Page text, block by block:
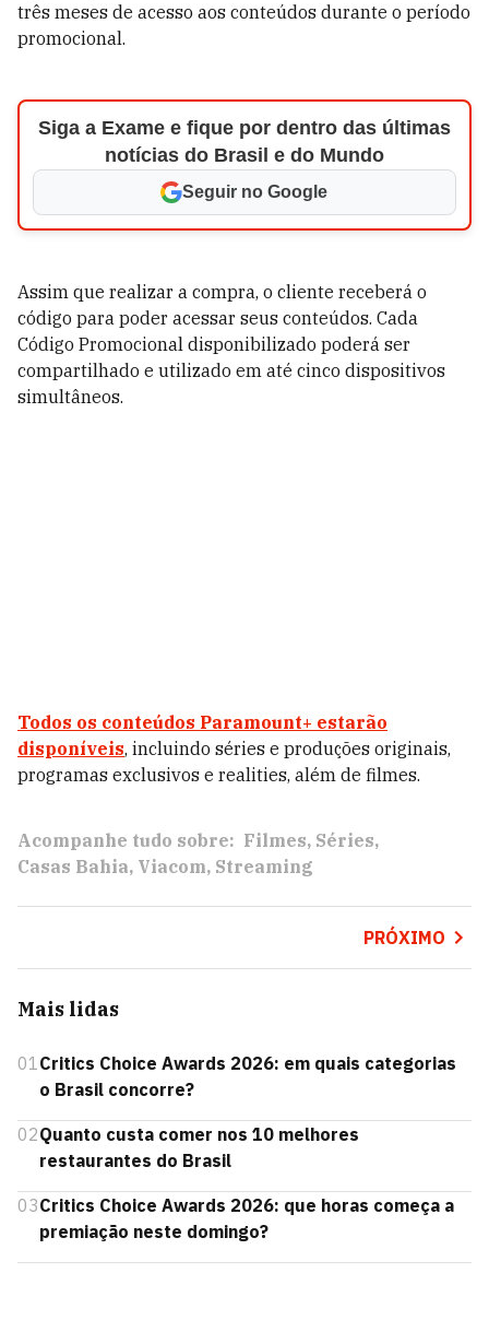
três meses de acesso aos conteúdos durante o período
promocional.
Siga a Exame e fique por dentro das últimas
notícias do Brasil e do Mundo
Seguir no Google
Assim que realizar a compra, o cliente receberá o
código para poder acessar seus conteúdos. Cada
Código Promocional disponibilizado poderá ser
compartilhado e utilizado em até cinco dispositivos
simultâneos.
Todos os conteúdos Paramount+ estarão
disponíveis, incluindo séries e produções originais,
programas exclusivos e realities, além de filmes.
Acompanhe tudo sobre: Filmes Séries
Casas Bahia Viacom Streaming
PRÓXIMO
Mais lidas
01Critics Choice Awards 2026: em quais categorias
o Brasil concorre?
02Quanto custa comer nos 10 melhores
restaurantes do Brasil
03Critics Choice Awards 2026: que horas começa a
premiação neste domingo?